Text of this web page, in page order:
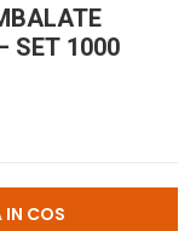
SET 1000
COS